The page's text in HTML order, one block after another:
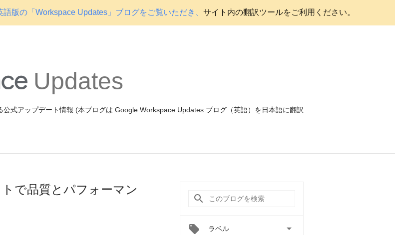
版の「Workspace Updates」ブログをご覧いただき、 サイト内の翻訳ツールをご利用ください。
Updates
式アップデート情報 (本ブログは Google Workspace Updates ブログ（英語）を日本語に翻訳
で品質とパフォーマン
ラベル 